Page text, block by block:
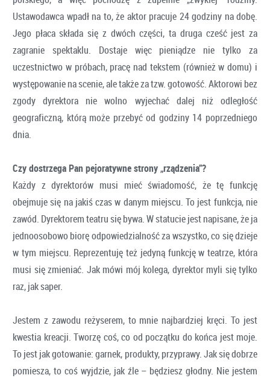
Ustawodawca wpadł na to, że aktor pracuje 24 godziny na dobę.
Jego płaca składa się z dwóch części, ta druga cześć jest za
zagranie spektaklu. Dostaje więc pieniądze nie tylko za
uczestnictwo w próbach, pracę nad tekstem (również w domu) i
występowanie na scenie, ale także za tzw. gotowość. Aktorowi bez
zgody dyrektora nie wolno wyjechać dalej niż odległość
geograficzną, którą może przebyć od godziny 14 poprzedniego
dnia.
Czy dostrzega Pan pejoratywne strony „rządzenia”?
Każdy z dyrektorów musi mieć świadomość, że tę funkcję
obejmuje się na jakiś czas w danym miejscu. To jest funkcja, nie
zawód. Dyrektorem teatru się bywa. W statucie jest napisane, że ja
jednoosobowo biorę odpowiedzialność za wszystko, co się dzieje
w tym miejscu. Reprezentuję też jedyną funkcję w teatrze, która
musi się zmieniać. Jak mówi mój kolega, dyrektor myli się tylko
raz, jak saper.
Jestem z zawodu reżyserem, to mnie najbardziej kręci. To jest
kwestia kreacji. Tworzę coś, co od początku do końca jest moje.
To jest jak gotowanie: garnek, produkty, przyprawy. Jak się dobrze
pomiesza, to coś wyjdzie, jak źle – będziesz głodny. Nie jestem